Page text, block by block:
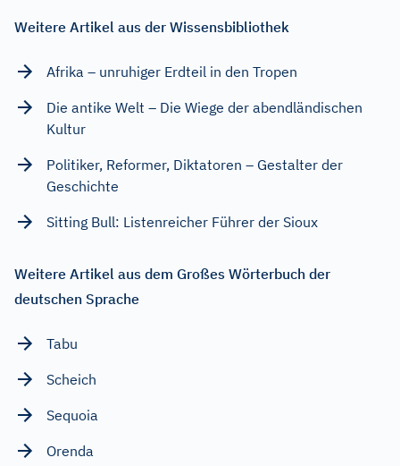
Weitere Artikel aus der Wissensbibliothek
Afrika – unruhiger Erdteil in den Tropen
Die antike Welt – Die Wiege der abendländischen
Kultur
Politiker, Reformer, Diktatoren – Gestalter der
Geschichte
Sitting Bull: Listenreicher Führer der Sioux
Weitere Artikel aus dem Großes Wörterbuch der
deutschen Sprache
Tabu
Scheich
Sequoia
Orenda